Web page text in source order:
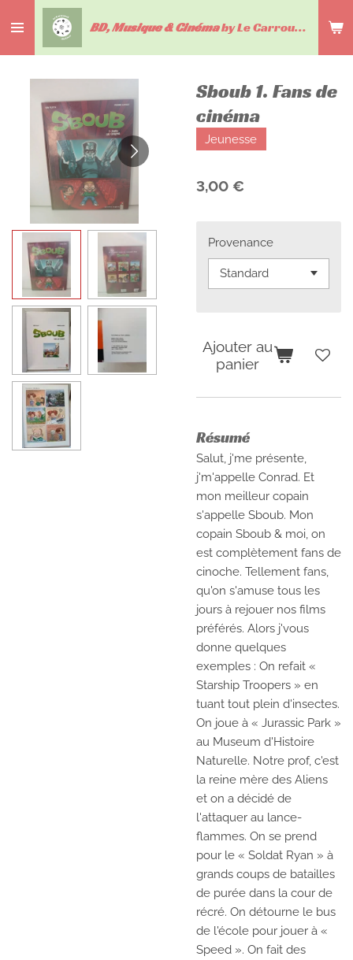
au
contenu
BD, Musique & Cinémaby Le Carrousel du livre
Sboub 1. Fans de
cinéma
Jeunesse
3,00 €
Provenance
Ajouter au
panier
Résumé
Salut, j'me présente,
j'm'appelle Conrad. Et
mon meilleur copain
s'appelle Sboub. Mon
copain Sboub & moi, on
est complètement fans de
cinoche. Tellement fans,
qu'on s'amuse tous les
jours à rejouer nos films
préférés. Alors j'vous
donne quelques
exemples : On refait «
Starship Troopers » en
tuant tout plein d'insectes.
On joue à « Jurassic Park »
au Museum d'Histoire
Naturelle. Notre prof, c'est
la reine mère des Aliens
et on a décidé de
l'attaquer au lance-
flammes. On se prend
pour le « Soldat Ryan » à
grands coups de batailles
de purée dans la cour de
récré. On détourne le bus
de l'école pour jouer à «
Speed ». On fait des